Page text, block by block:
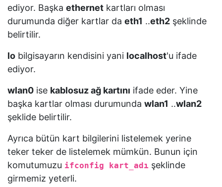
ediyor. Başka ethernet kartları olması
durumunda diğer kartlar da eth1 ..eth2 şeklinde
belirtilir.
lo bilgisayarın kendisini yani localhost'u ifade
ediyor.
wlan0 ise kablosuz ağ kartını ifade eder. Yine
başka kartlar olması durumunda wlan1 ..wlan2
şeklide belirtilir.
Ayrıca bütün kart bilgilerini listelemek yerine
teker teker de listelemek mümkün. Bunun için
komutumuzu ifconfig kart_adı şeklinde
girmemiz yeterli.